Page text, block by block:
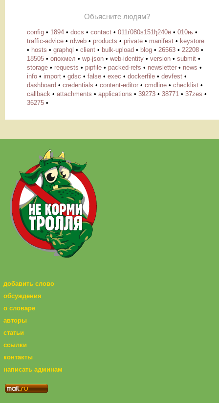
Обьясните людям?
config • 1894 • docs • contact • 011ѓ080ѕ151ђ240ё • 010њ •
traffic-advice • rdweb • products • private • manifest • keystore
• hosts • graphql • client • bulk-upload • blog • 26563 • 22208 •
18505 • опохмел • wp-json • web-identity • version • submit •
storage • requests • pipfile • packed-refs • newsletter • news •
info • import • gdsc • false • exec • dockerfile • devfest •
dashboard • credentials • content-editor • cmdline • checklist •
callback • attachments • applications • 39273 • 38771 • 37zes •
36275 •
добавить слово
обсуждения
о словаре
авторы
статьи
ссылки
контакты
написать админам